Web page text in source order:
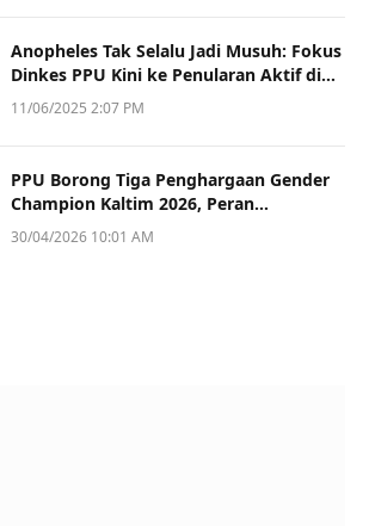
Anopheles Tak Selalu Jadi Musuh: Fokus
Dinkes PPU Kini ke Penularan Aktif di
Sotek
11/06/2025 2:07 PM
PPU Borong Tiga Penghargaan Gender
Champion Kaltim 2026, Peran
Perempuan Jadi Sorotan
30/04/2026 10:01 AM